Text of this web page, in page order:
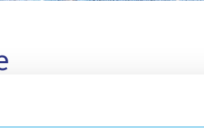
de fournitures
individuelle du soudeur :